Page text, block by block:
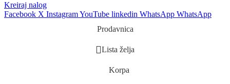
Kreiraj nalog
Facebook X InstagramYouTube linkedin WhatsApp WhatsApp
Prodavnica
Lista želja
Korpa